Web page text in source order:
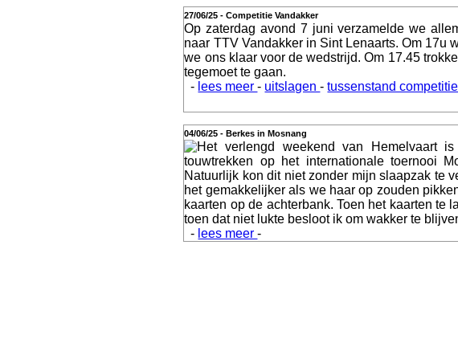
27/06/25 - Competitie Vandakker
Op zaterdag avond 7 juni verzamelde we
naar TTV Vandakker in Sint Lenaarts. Om 17u
we ons klaar voor de wedstrijd. Om 17.45
tegemoet te gaan.
- lees meer- uitslagen-tussenstand
04/06/25 - Berkes in Mosnang
Het verlengd weekend van Hemelvaart
touwtrekken op het internationale toernooi
Natuurlijk kon dit niet zonder mijn slaapzak te
het gemakkelijker als we haar op zouden
kaarten op de achterbank. Toen het kaarten te
toen dat niet lukte besloot ik om wakker te
- lees meer-